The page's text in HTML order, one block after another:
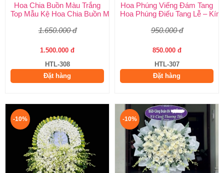
Hoa Chia Buồn Màu Trắng
Top Mẫu Kệ Hoa Chia Buồn Màu Trắng Được Chọn Nhiều Nhất
1.650.000 đ
1.500.000 đ
HTL-308
Đặt hàng
Hoa Phúng Viếng Đám Tang
Hoa Phúng Điếu Tang Lễ –
950.000 đ
850.000 đ
HTL-307
Đặt hàng
-10% -10%